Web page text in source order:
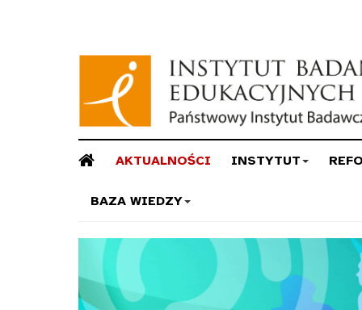
AKTUALNOŚCI INSTYTUT
BAZA WIEDZY